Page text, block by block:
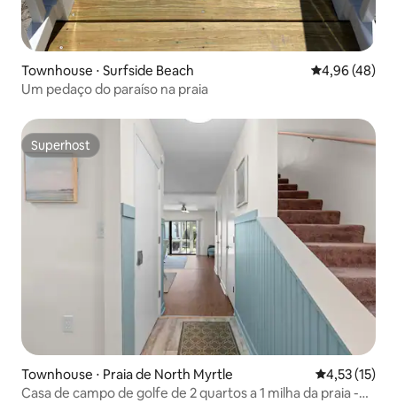
Townhouse ⋅ Surfside Beach 4,96 de uma
4,96 (48)
Um pedaço do paraíso na praia
Superhost
Superhost
Townhouse ⋅ Praia de North Myrtle 4,53 de uma
4,53 (15)
Casa de campo de golfe de 2 quartos a 1 milha da praia -